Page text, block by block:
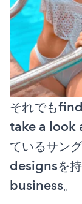
それでも
take a look
ているサン
designsを
business。